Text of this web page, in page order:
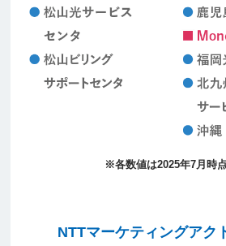
※各数値は2025年7月時
NTTマーケティングアク
NTTマーケティングアク